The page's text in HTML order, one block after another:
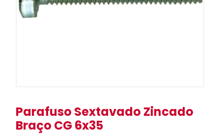
Parafuso Sextavado Zincado
Braço CG 6x35